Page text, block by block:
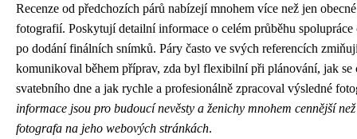
Recenze od předchozích párů nabízejí mnohem více než jen
fotografií. Poskytují detailní informace o celém průběhu
po dodání finálních snímků. Páry často ve svých referencích
komunikoval během příprav, zda byl flexibilní při plánování, jak se
svatebního dne a jak rychle a profesionálně zpracoval výsledné
informace jsou pro budoucí nevěsty a ženichy mnohem cennější
fotografa na jeho webových stránkách.